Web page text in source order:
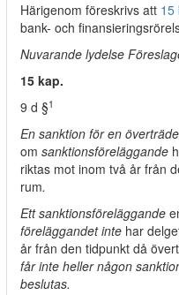
Härigenom föreskrivs att 15
bank- och
Nuvarande lydelse
15 kap.
9 d §1
En sanktion för en
om sanktionsföreläggande
riktas mot inom två år från
rum.
Ett sanktionsföreläggande
föreläggandet inte har
år från den tidpunkt då
får inte heller någon
beslutas.